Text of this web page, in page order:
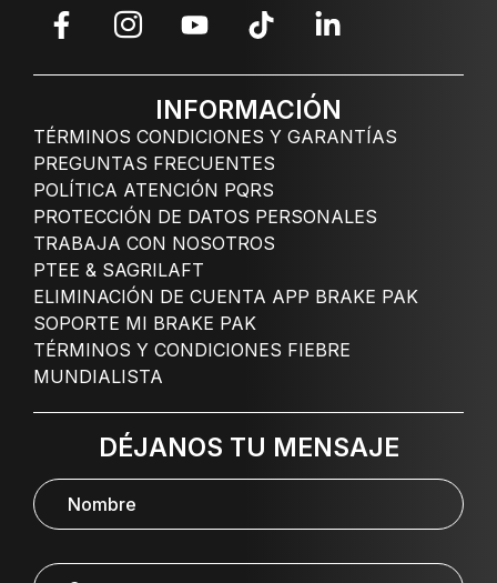
INFORMACIÓN
TÉRMINOS CONDICIONES Y GARANTÍAS
PREGUNTAS FRECUENTES
POLÍTICA ATENCIÓN PQRS
PROTECCIÓN DE DATOS PERSONALES
TRABAJA CON NOSOTROS
PTEE & SAGRILAFT
ELIMINACIÓN DE CUENTA APP BRAKE PAK
SOPORTE MI BRAKE PAK
TÉRMINOS Y CONDICIONES FIEBRE
MUNDIALISTA
DÉJANOS TU MENSAJE